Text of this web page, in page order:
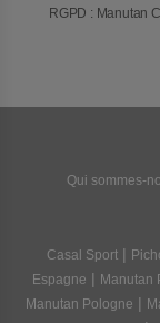
RGPD : Manutan
Qui sommes-
Casal Sport |
Espagne | Manutan
Manutan Pologne |